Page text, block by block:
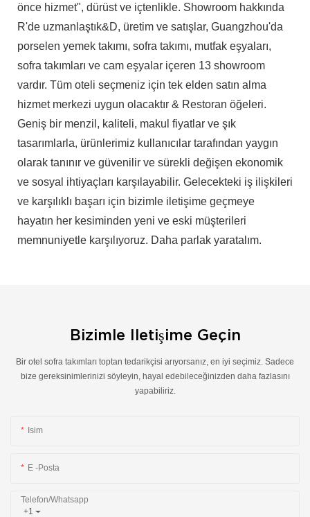
önce hizmet", dürüst ve içtenlikle. Showroom hakkında
R'de uzmanlaştık&D, üretim ve satışlar, Guangzhou'da
porselen yemek takımı, sofra takımı, mutfak eşyaları,
sofra takımları ve cam eşyalar içeren 13 showroom
vardır. Tüm oteli seçmeniz için tek elden satın alma
hizmet merkezi uygun olacaktır & Restoran öğeleri.
Geniş bir menzil, kaliteli, makul fiyatlar ve şık
tasarımlarla, ürünlerimiz kullanıcılar tarafından yaygın
olarak tanınır ve güvenilir ve sürekli değişen ekonomik
ve sosyal ihtiyaçları karşılayabilir. Gelecekteki iş ilişkileri
ve karşılıklı başarı için bizimle iletişime geçmeye
hayatın her kesiminden yeni ve eski müşterileri
memnuniyetle karşılıyoruz. Daha parlak yaratalım.
Bizimle Iletişime Geçin
Bir otel sofra takımları toptan tedarikçisi arıyorsanız, en iyi seçimiz. Sadece
bize gereksinimlerinizi söyleyin, hayal edebileceğinizden daha fazlasını
yapabiliriz.
Isim
E -posta
+1
Telefon/whatsapp